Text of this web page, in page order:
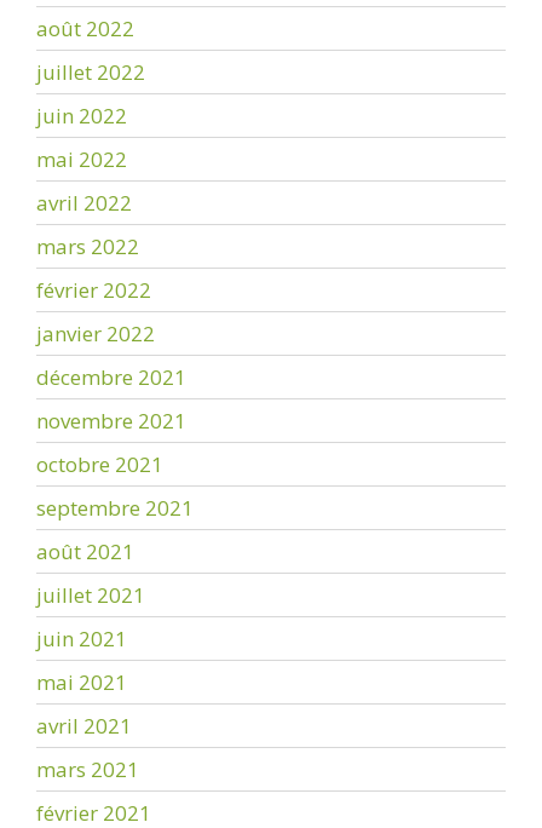
août 2022
juillet 2022
juin 2022
mai 2022
avril 2022
mars 2022
février 2022
janvier 2022
décembre 2021
novembre 2021
octobre 2021
septembre 2021
août 2021
juillet 2021
juin 2021
mai 2021
avril 2021
mars 2021
février 2021